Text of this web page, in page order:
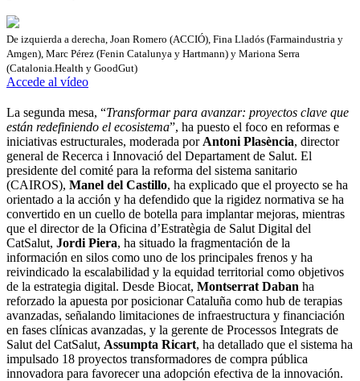
De izquierda a derecha, Joan Romero (ACCIÓ), Fina Lladós (Farmaindustria y
Amgen), Marc Pérez (Fenin Catalunya y Hartmann) y Mariona Serra
(Catalonia.Health y GoodGut)
Accede al vídeo
La segunda mesa, “Transformar para avanzar: proyectos clave que
están redefiniendo el ecosistema”, ha puesto el foco en reformas e
iniciativas estructurales, moderada por Antoni Plasència, director
general de Recerca i Innovació del Departament de Salut. El
presidente del comité para la reforma del sistema sanitario
(CAIROS), Manel del Castillo, ha explicado que el proyecto se ha
orientado a la acción y ha defendido que la rigidez normativa se ha
convertido en un cuello de botella para implantar mejoras, mientras
que el director de la Oficina d’Estratègia de Salut Digital del
CatSalut, Jordi Piera, ha situado la fragmentación de la
información en silos como uno de los principales frenos y ha
reivindicado la escalabilidad y la equidad territorial como objetivos
de la estrategia digital. Desde Biocat, Montserrat Daban ha
reforzado la apuesta por posicionar Cataluña como hub de terapias
avanzadas, señalando limitaciones de infraestructura y financiación
en fases clínicas avanzadas, y la gerente de Processos Integrats de
Salut del CatSalut, Assumpta Ricart, ha detallado que el sistema ha
impulsado 18 proyectos transformadores de compra pública
innovadora para favorecer una adopción efectiva de la innovación.